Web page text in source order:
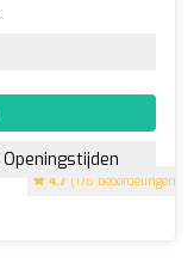
4.7 (176 beoordelingen)
Openingstijden